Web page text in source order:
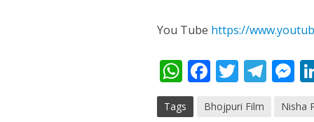
You Tube https://
W
h
at
F
e
T
itt
T
Tags Bhojpuri Film Nisha